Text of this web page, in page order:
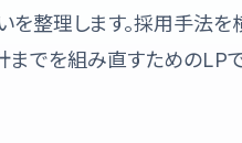
を整理します。採用手法
でを組み直すためのLPで